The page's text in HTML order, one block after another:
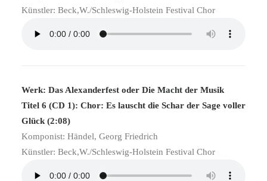
Künstler: Beck,W./Schleswig-Holstein Festival Chor
Werk: Das Alexanderfest oder Die Macht der Musik
Titel 6 (CD 1): Chor: Es lauscht die Schar der Sage voller
Glück (2:08)
Komponist: Händel, Georg Friedrich
Künstler: Beck,W./Schleswig-Holstein Festival Chor